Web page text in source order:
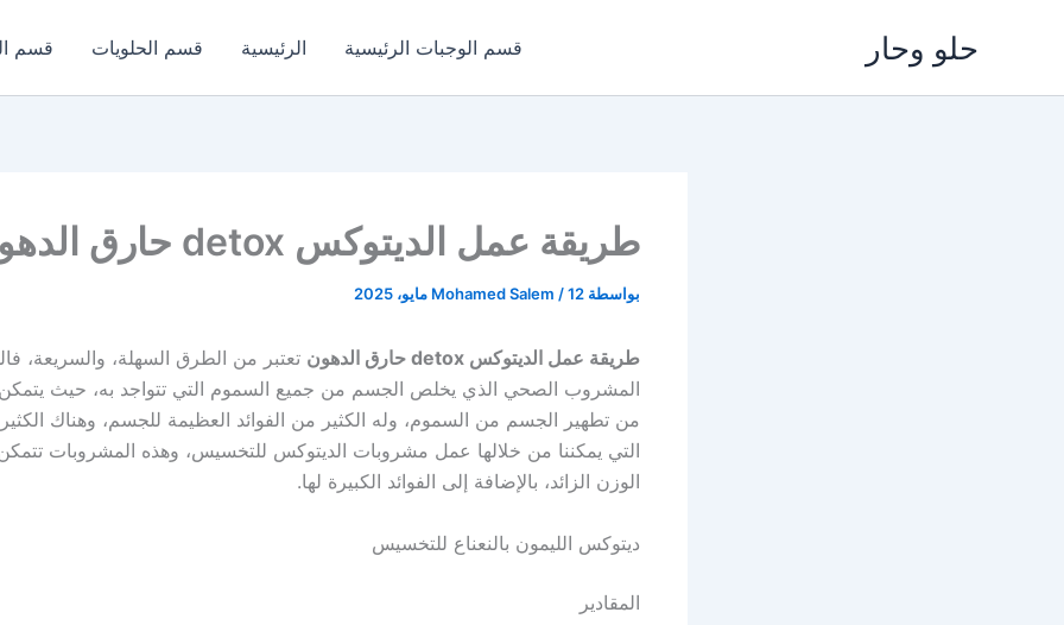
حلو وحار قسم الوجبات الرئيسية الرئيسية قسم الحلويات قسم
طريقة عمل الديتوكس detox حارق الدهون
بواسطة Mohamed Salem /12 مايو، 2025
طريقة عمل الديتوكس detox حارق الدهون
تعتبر من الطرق السهلة، والسريعة،
المشروب الصحي الذي يخلص الجسم من جميع السموم التي تتواجد به، حيث
من تطهير الجسم من السموم، وله الكثير من الفوائد العظيمة للجسم، وهناك
التي يمكننا من خلالها عمل مشروبات الديتوكس للتخسيس، وهذه المشروبات
الوزن الزائد، بالإضافة إلى الفوائد الكبيرة لها.
ديتوكس الليمون بالنعناع للتخسيس
المقادير